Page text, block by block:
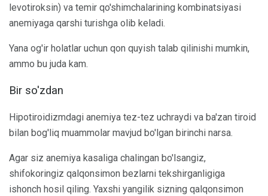
levotiroksin) va temir qo'shimchalarining kombinatsiyasi
anemiyaga qarshi turishga olib keladi.
Yana og'ir holatlar uchun qon quyish talab qilinishi mumkin,
ammo bu juda kam.
Bir so'zdan
Hipotiroidizmdagi anemiya tez-tez uchraydi va ba'zan tiroid
bilan bog'liq muammolar mavjud bo'lgan birinchi narsa.
Agar siz anemiya kasaliga chalingan bo'lsangiz,
shifokoringiz qalqonsimon bezlarni tekshirganligiga
ishonch hosil qiling. Yaxshi yangilik sizning qalqonsimon